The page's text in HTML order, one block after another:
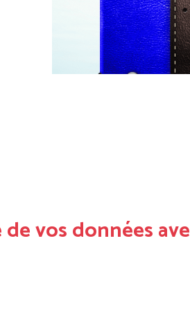
vos données